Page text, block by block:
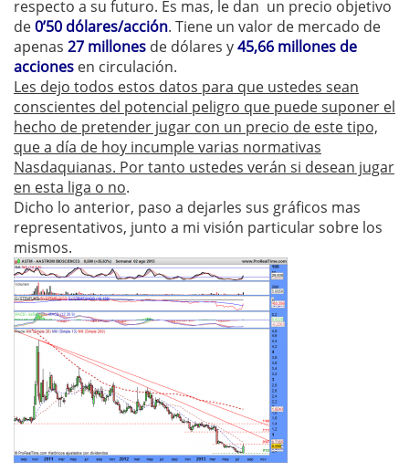
respecto a su futuro. Es mas, le dan un precio objetivo
de0’50 dólares/acción. Tiene un valor de mercado de
apenas 27 millones de dólares y45,66 millones de
acciones en circulación.
Les dejo todos estos datos para que ustedes sean
conscientes del potencial peligro que puede suponer el
hecho de pretender jugar con un precio de este tipo,
que a día de hoy incumple varias normativas
Nasdaquianas. Por tanto ustedes verán si desean jugar
en esta liga o no.
Dicho lo anterior, paso a dejarles sus gráficos mas
representativos, junto a mi visión particular sobre los
mismos.